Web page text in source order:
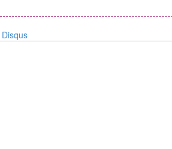
Disqus